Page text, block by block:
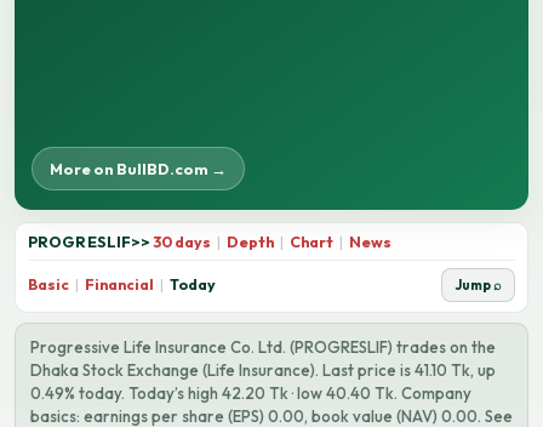
More on BullBD.com →
PROGRESLIF>> 30 days | Depth | Chart | News
Basic | Financial | Today Jump ⌕
Progressive Life Insurance Co. Ltd. (PROGRESLIF) trades on the
Dhaka Stock Exchange (Life Insurance). Last price is 41.10 Tk, up
0.49% today. Today’s high 42.20 Tk · low 40.40 Tk. Company
basics: earnings per share (EPS) 0.00, book value (NAV) 0.00. See